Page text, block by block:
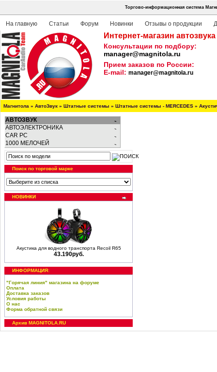
Торгово-информационная система
На главную Статьи Форум Новинки Отзывы о продукции
Интернет-магазин
Консультации по подбору:
manager@magnitola.ru
Прием заказов по России:
E-mail: manager@magnitola.ru
Магнитола » АвтоЗвук » Штатные системы » Штатные системы - MERCEDES »
АВТОЗВУК
АВТОЭЛЕКТРОНИКА
CAR PC
1000 МЕЛОЧЕЙ
Поиск по торговой марке
НОВИНКИ
Акустика для водного транспорта Recoil R65
43.190руб.
ИНФОРМАЦИЯ:
"Горячая линия" магазина на форуме
Оплата
Доставка заказов
Условия работы
О нас
Форма обратной связи
Архив MAGNITOLA.RU